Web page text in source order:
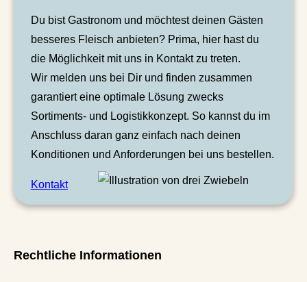
Du bist Gastronom und möchtest deinen Gästen
besseres Fleisch anbieten? Prima, hier hast du
die Möglichkeit mit uns in Kontakt zu treten.
Wir melden uns bei Dir und finden zusammen
garantiert eine optimale Lösung zwecks
Sortiments- und Logistikkonzept. So kannst du im
Anschluss daran ganz einfach nach deinen
Konditionen und Anforderungen bei uns bestellen.
Kontakt
Rechtliche Informationen